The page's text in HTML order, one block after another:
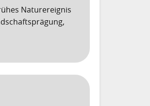
Naturereignis